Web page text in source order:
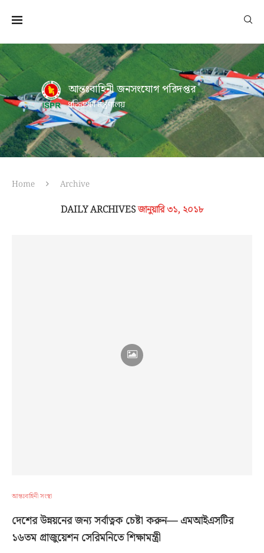
আন্তঃবাহিনী জনসংযোগ পরিদপ্তর
প্রতিরক্ষা মন্ত্রণালয়
Home Archive
DAILY ARCHIVESজানুয়ারি ৩১, ২০১৮
আন্তঃবাহিনী সংস্থা
দেশের উন্নয়নের জন্য সর্বাত্নক চেষ্টা করুন— এমআইএসটির
১৬তম গ্রাজুয়েশন সেরিমনিতে শিক্ষামন্ত্রী